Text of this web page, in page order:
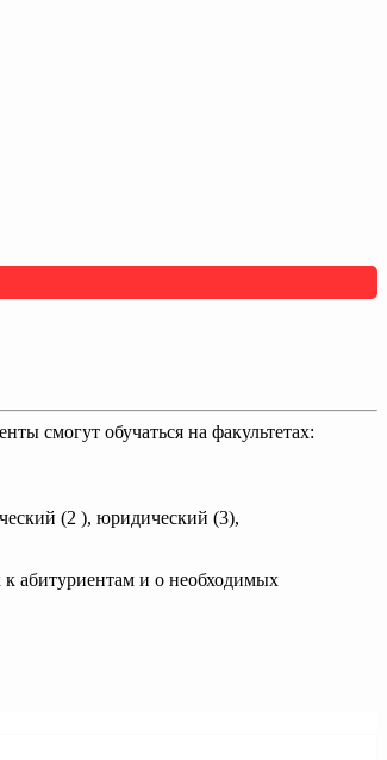
смогут обучаться на факультетах:
(2 ), юридический (3),
абитуриентам и о необходимых